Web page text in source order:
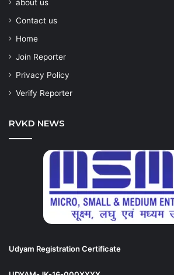
about us
Contact us
Home
Join Reporter
Privacy Policy
Verify Reporter
RVKD NEWS
Udyam Registration Certificate